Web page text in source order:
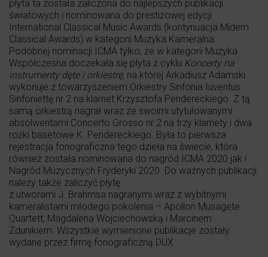
płyta ta została zaliczona do najlepszych publikacji
światowych i nominowana do prestiżowej edycji
International Classical Music Awards (kontynuacja Midem
Classical Awards) w kategorii Muzyka Kameralna.
Podobnej nominacji ICMA tylko, że w kategorii Muzyka
Współczesna doczekała się płyta z cyklu Koncerty na
instrumenty dęte i orkiestrę, na której Arkadiusz Adamski
wykonuje z towarzyszeniem Orkiestry Sinfonia Iuventus
Sinfoniettę nr 2 na klarnet Krzysztofa Pendereckiego. Z tą
samą orkiestrą nagrał wraz ze swoimi utytułowanymi
absolwentami Concerto Grosso nr 2 na trzy klarnety i dwa
rożki basetowe K. Pendereckiego. Była to pierwsza
rejestracja fonograficzna tego dzieła na świecie, która
również została nominowana do nagród ICMA 2020 jak i
Nagród Muzycznych Fryderyki 2020. Do ważnych publikacji
należy także zaliczyć płytę
z utworami J. Brahmsa nagranymi wraz z wybitnymi
kameralistami młodego pokolenia – Apollon Musagete
Quartett, Magdalena Wojciechowską i Marcinem
Zdunikiem. Wszystkie wymienione publikacje zostały
wydane przez firmę fonograficzną DUX.